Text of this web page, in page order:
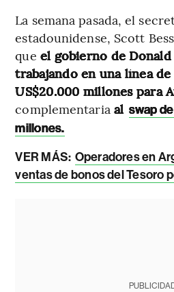
La semana pasada, el
estadounidense, Scott
que el gobierno de
trabajando en una línea
US$20.000 millones para
complementaria al swap
millones.
VER MÁS: Operadores en
ventas de bonos del Tesoro